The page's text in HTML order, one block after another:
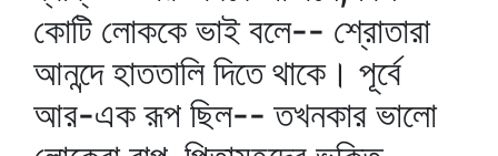
কোটি লোককে ভাই বলে-- শ্রোতারা
আনন্দে হাততালি দিতে থাকে। পূর্বে
আর-এক রূপ ছিল-- তখনকার ভালো